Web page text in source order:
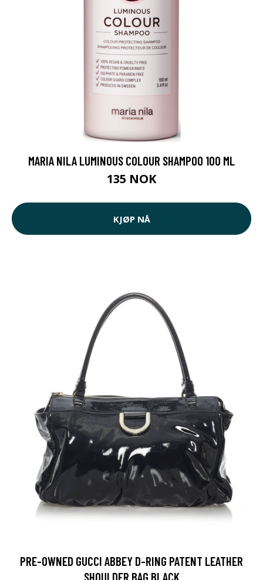
MARIA NILA LUMINOUS COLOUR SHAMPOO 100 ML
135 NOK
KJØP NÅ
PRE-OWNED GUCCI ABBEY D-RING PATENT LEATHER
SHOULDER BAG BLACK